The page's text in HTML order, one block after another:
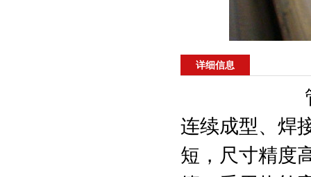
详细信息
连续成型、焊
短，尺寸精度